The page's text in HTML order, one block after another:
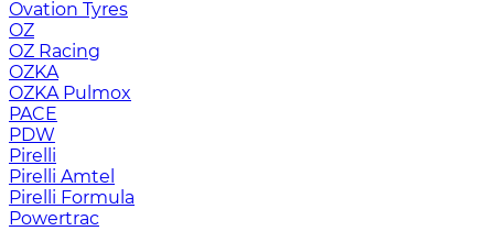
Ovation Tyres
OZ
OZ Racing
OZKA
OZKA Pulmox
PACE
PDW
Pirelli
Pirelli Amtel
Pirelli Formula
Powertrac